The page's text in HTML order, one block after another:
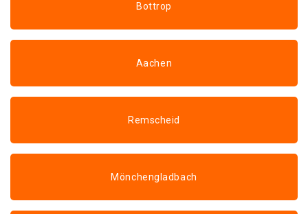
Bottrop
Aachen
Remscheid
Mönchengladbach